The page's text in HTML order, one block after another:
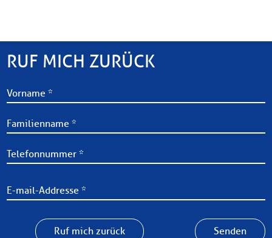
RUF MICH ZURÜCK
Senden
Ruf mich zurück